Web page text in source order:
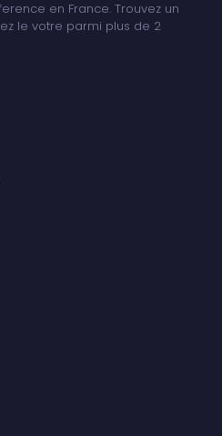
en France. Trouvez un
le votre parmi plus de 2